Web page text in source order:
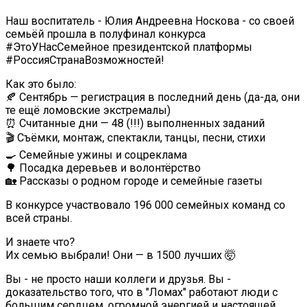
Наш воспитатель - Юлия Андреевна Носкова - со своей
семьёй прошла в полуфинал конкурса
#ЭтоУНасСемейное президентской платформы
#РоссияСтранаВозможностей!
Как это было:
🍂 Сентябрь — регистрация в последний день (да-да, они
те ещё ломовские экстремалы)
⏰ Считанные дни — 48 (!!!) выполненных заданий
🎬 Съёмки, монтаж, спектакли, танцы, песни, стихи
🍳 Семейные ужины и соцреклама
🌳 Посадка деревьев и волонтёрство
🏡 Рассказы о родном городе и семейные газеты
В конкурсе участвовало 196 000 семейных команд со
всей страны.
И знаете что?
Их семью выбрали! Они — в 1500 лучших 🤯
Вы - не просто наши коллеги и друзья. Вы -
доказательство того, что в "Ломах" работают люди с